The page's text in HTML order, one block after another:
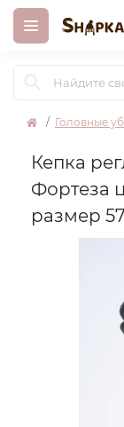
Головные
Кепка
Фортеза
размер 57